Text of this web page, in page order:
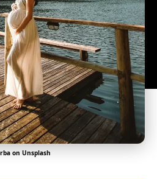
on Unsplash